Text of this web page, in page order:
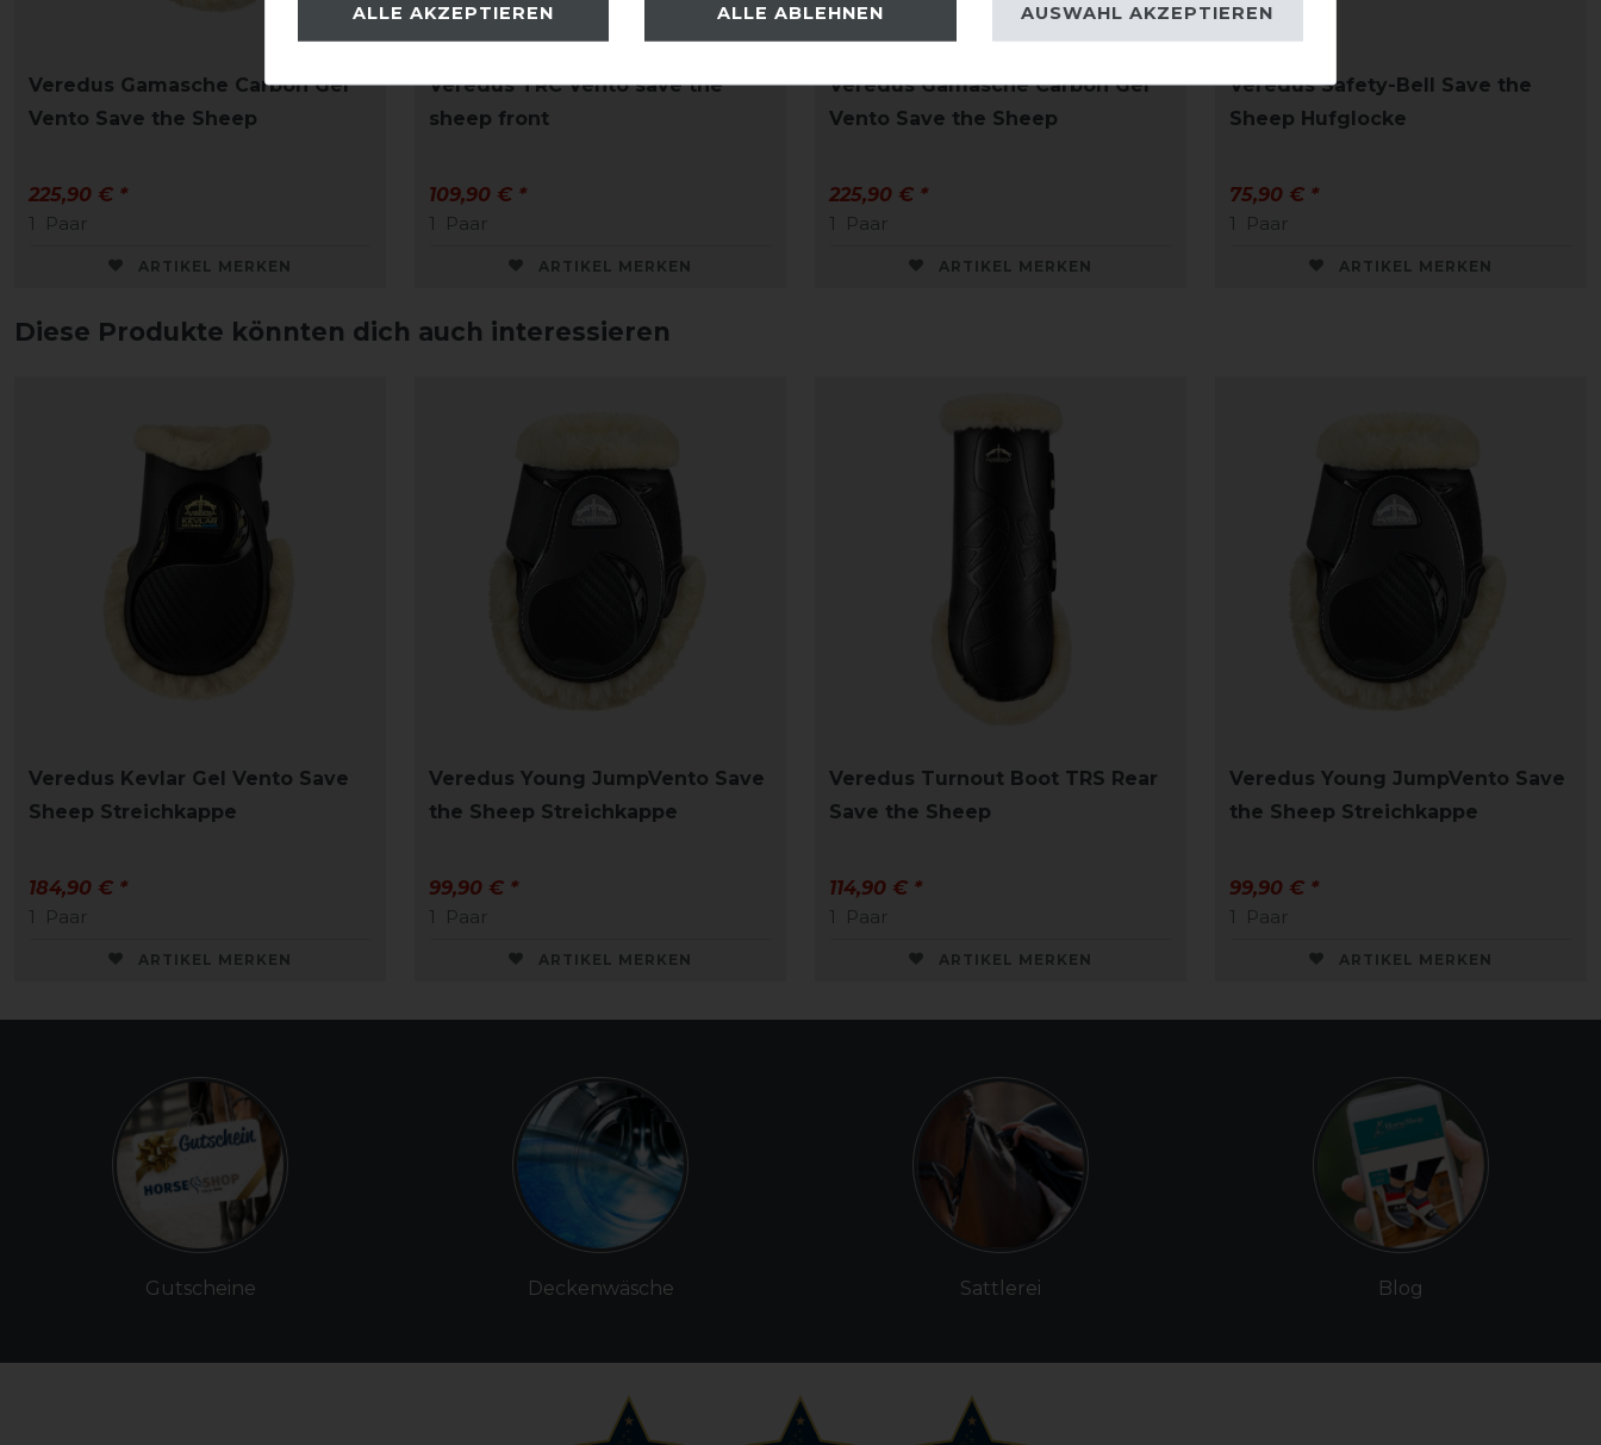
Veredus Gamasche Carbon Gel
Vento Save the Sheep
225,90 € *
1
Paar
ARTIKEL MERKEN
Veredus TRC Vento save the
sheep front
109,90 € *
1
Paar
ARTIKEL MERKEN
Veredus Gamasche Carbon Gel
Vento Save the Sheep
225,90 € *
1
Paar
ARTIKEL MERKEN
Veredus Safety-Bell Save the
Sheep Hufglocke
75,90 € *
1
Paar
ARTIKEL MERKEN
Diese Produkte könnten dich auch interessieren
Veredus Kevlar Gel Vento Save
Sheep Streichkappe
184,90 € *
1
Paar
ARTIKEL MERKEN
Veredus Young JumpVento Save
the Sheep Streichkappe
99,90 € *
1
Paar
ARTIKEL MERKEN
Veredus Turnout Boot TRS Rear
Save the Sheep
114,90 € *
1
Paar
ARTIKEL MERKEN
Veredus Young JumpVento Save
the Sheep Streichkappe
99,90 € *
1
Paar
ARTIKEL MERKEN
Gutscheine Deckenwäsche Sattlerei Blog
ALLE AKZEPTIEREN ALLE ABLEHNEN AUSWAHL AKZEPTIEREN